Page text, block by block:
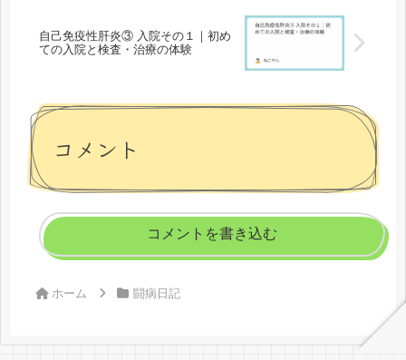
自己免疫性肝炎③ 入院その１｜初め
ての入院と検査・治療の体験
コメント
コメントを書き込む
ホーム 闘病日記